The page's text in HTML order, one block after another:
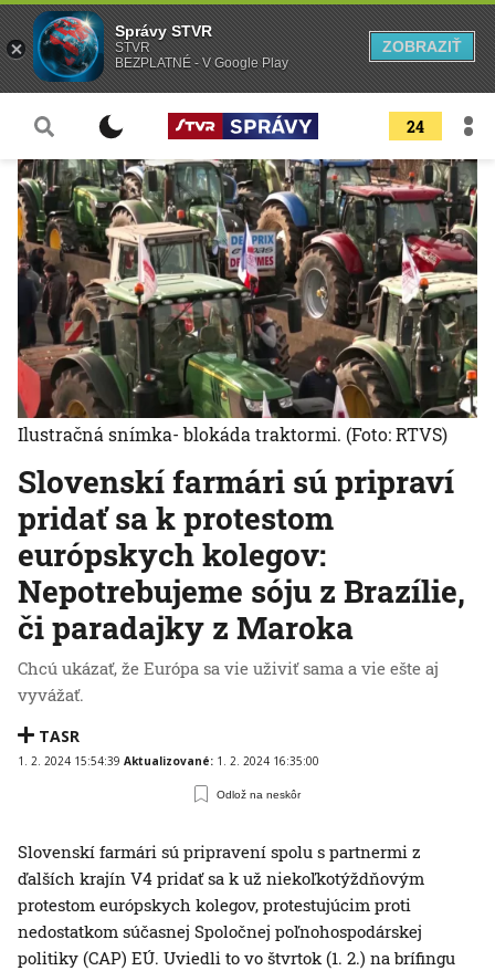
24
Slovenskí farmári sú pripraví
pridať sa k protestom
európskych kolegov:
Nepotrebujeme sóju z Brazílie,
či paradajky z Maroka
Chcú ukázať, že Európa sa vie uživiť sama a vie ešte aj
vyvážať.
TASR
1. 2. 2024 15:54:39 Aktualizované: 1. 2. 2024 16:35:00
Odlož na neskôr
Ilustračná snímka- blokáda traktormi. (Foto: RTVS)
Slovenskí farmári sú pripravení spolu s partnermi z
ďalších krajín V4 pridať sa k už niekoľkotýždňovým
protestom európskych kolegov, protestujúcim proti
nedostatkom súčasnej Spoločnej poľnohospodárskej
politiky (CAP) EÚ. Uviedli to vo štvrtok (1. 2.) na brífingu
Správy STVR
STVR
BEZPLATNÉ - V Google Play
ZOBRAZIŤ